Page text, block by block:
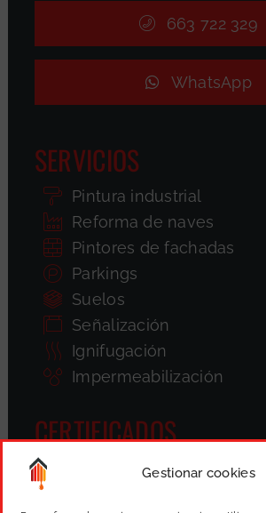
Gestionar cookies
663 722 329
WhatsApp
SERVICIOS
Pintura industrial
Reforma de naves
Pintores de fachadas
Parkings
Suelos
Señalización
Ignifugación
Impermeabilización
CERTIFICADOS